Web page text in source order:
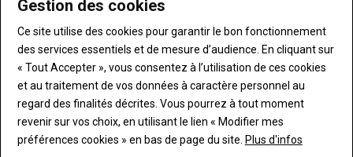
Publicité
TITRE JE M'ABONNE
Body A partir de 85€
Gestion des cookies
Ce site utilise des cookies pour garantir le bon fonctionnement
des services essentiels et de mesure d’audience. En cliquant sur
« Tout Accepter », vous consentez à l’utilisation de ces cookies
et au traitement de vos données à caractère personnel au
regard des finalités décrites. Vous pourrez à tout moment
revenir sur vos choix, en utilisant le lien « Modifier mes
préférences cookies » en bas de page du site. Plus d'infos